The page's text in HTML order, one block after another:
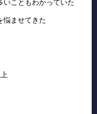
いこともわかっていた
悩ませてきた